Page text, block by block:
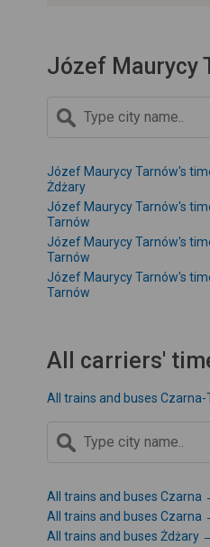
Józef Maurycy
Józef Maurycy Tarnów's
Żdżary
Józef Maurycy Tarnów's
Tarnów
Józef Maurycy Tarnów's
Tarnów
Józef Maurycy Tarnów's
Tarnów
All carriers'
All trains and buses Czarna-
All trains and buses Czarna
All trains and buses Czarna
All trains and buses Żdżary